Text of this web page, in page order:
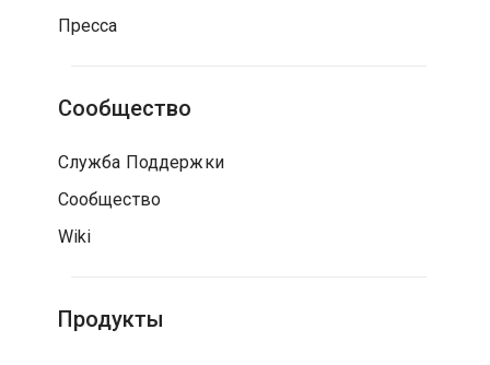
Пресса
Сообщество
Служба Поддержки
Сообщество
Wiki
Продукты